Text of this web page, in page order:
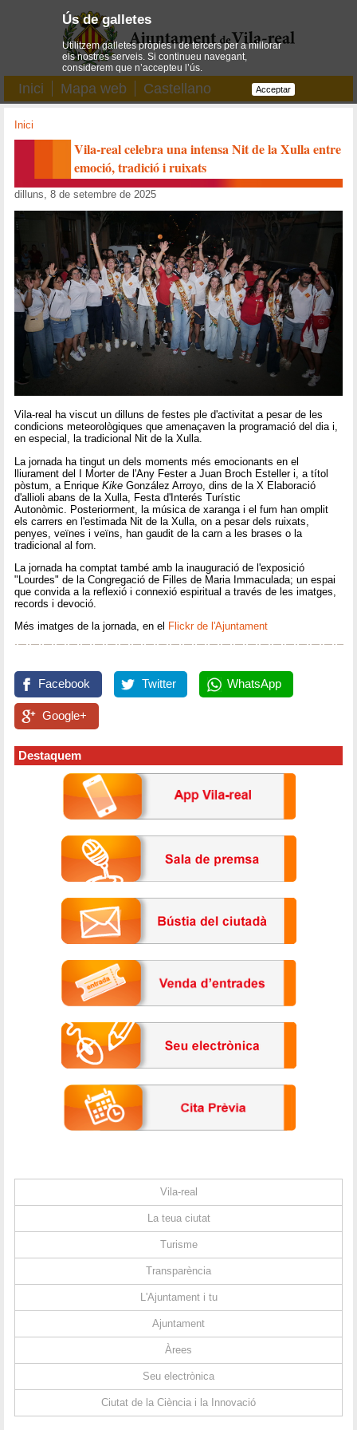
Inici Mapa web Castellano
Inici
Vila-real celebra una intensa Nit de la Xulla entre
emoció, tradició i ruixats
dilluns, 8 de setembre de 2025
Vila-real ha viscut un dilluns de festes ple d'activitat a pesar de les
condicions meteorològiques que amenaçaven la programació del dia i,
en especial, la tradicional Nit de la Xulla.
La jornada ha tingut un dels moments més emocionants en el
lliurament del I Morter de l'Any Fester a Juan Broch Esteller i, a títol
pòstum, a EnriqueKike González Arroyo, dins de la X Elaboració
d'allioli abans de la Xulla, Festa d'Interés Turístic
Autonòmic. Posteriorment, la música de xaranga i el fum han omplit
els carrers en l'estimada Nit de la Xulla, on a pesar dels ruixats,
penyes, veïnes i veïns, han gaudit de la carn a les brases o la
tradicional al forn.
La jornada ha comptat també amb la inauguració de l'exposició
"Lourdes" de la Congregació de Filles de Maria Immaculada; un espai
que convida a la reflexió i connexió espiritual a través de les imatges,
records i devoció.
Més imatges de la jornada, en el Flickr de l'Ajuntament
Facebook Twitter WhatsApp
Google+
Destaquem
Vila-real
La teua ciutat
Turisme
Transparència
L'Ajuntament i tu
Ajuntament
Àrees
Seu electrònica
Ciutat de la Ciència i la Innovació
Ús de galletes
Utilitzem galletes pròpies i de tercers per a millorar
els nostres serveis. Si continueu navegant,
considerem que n’accepteu l’ús.
Acceptar